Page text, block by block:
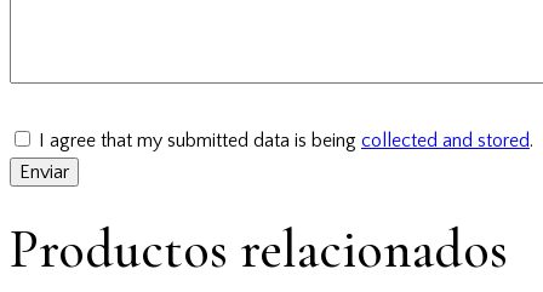
I agree that my submitted data is being collected and stored.
Productos relacionados